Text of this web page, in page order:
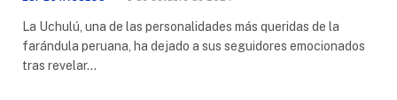
La Uchulú, una de las personalidades más queridas de la
farándula peruana, ha dejado a sus seguidores emocionados
tras revelar…